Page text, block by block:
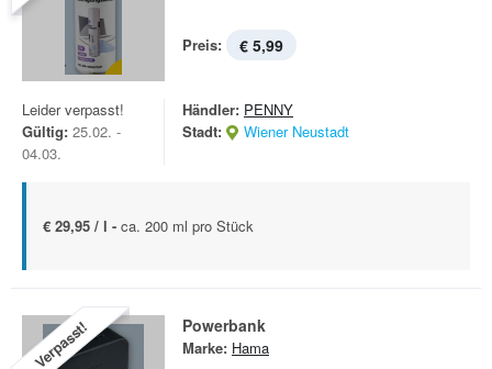
Preis: € 5,99
Leider verpasst!
Gültig: 25.02. -
04.03.
Händler: PENNY
Stadt:
Wiener Neustadt
€ 29,95 / l - ca. 200 ml pro Stück
Verpasst! Powerbank
Marke: Hama